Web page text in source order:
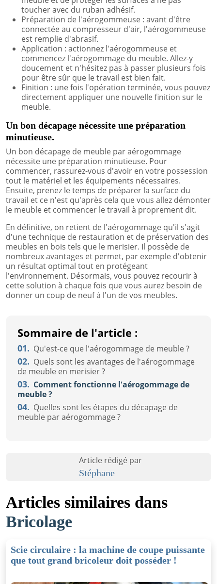
toucher avec du ruban adhésif.
Préparation de l'aérogommeuse : avant d'être
connectée au compresseur d'air, l'aérogommeuse
est remplie d'abrasif.
Application : actionnez l'aérogommeuse et
commencez l'aérogommage du meuble. Allez-y
doucement et n'hésitez pas à passer plusieurs fois
pour être sûr que le travail est bien fait.
Finition : une fois l'opération terminée, vous pouvez
directement appliquer une nouvelle finition sur le
meuble.
Un bon décapage nécessite une préparation
minutieuse.
Un bon décapage de meuble par aérogommage
nécessite une préparation minutieuse. Pour
commencer, rassurez-vous d'avoir en votre possession
tout le matériel et les équipements nécessaires.
Ensuite, prenez le temps de préparer la surface du
travail et ce n'est qu'après cela que vous allez démonter
le meuble et commencer le travail à proprement dit.
En définitive, on retient de l'aérogommage qu'il s'agit
d'une technique de restauration et de préservation des
meubles en bois tels que le merisier. Il possède de
nombreux avantages et permet, par exemple d'obtenir
un résultat optimal tout en protégeant
l'environnement. Désormais, vous pouvez recourir à
cette solution à chaque fois que vous aurez besoin de
donner un coup de neuf à l'un de vos meubles.
Sommaire de l'article :
01. Qu'est-ce que l'aérogommage de meuble ?
02. Quels sont les avantages de l'aérogommage
de meuble en merisier ?
03. Comment fonctionne l'aérogommage de
meuble ?
04. Quelles sont les étapes du décapage de
meuble par aérogommage ?
Article rédigé par
Stéphane
Articles similaires dans
Bricolage
Scie circulaire : la machine de coupe puissante
que tout grand bricoleur doit posséder !